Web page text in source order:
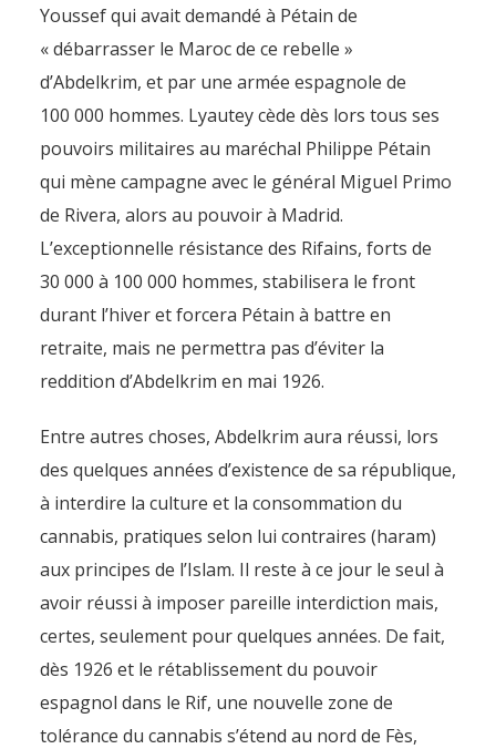
Youssef qui avait demandé à Pétain de
« débarrasser le Maroc de ce rebelle »
d’Abdelkrim, et par une armée espagnole de
100 000 hommes. Lyautey cède dès lors tous ses
pouvoirs militaires au maréchal Philippe Pétain
qui mène campagne avec le général Miguel Primo
de Rivera, alors au pouvoir à Madrid.
L’exceptionnelle résistance des Rifains, forts de
30 000 à 100 000 hommes, stabilisera le front
durant l’hiver et forcera Pétain à battre en
retraite, mais ne permettra pas d’éviter la
reddition d’Abdelkrim en mai 1926.
Entre autres choses, Abdelkrim aura réussi, lors
des quelques années d’existence de sa république,
à interdire la culture et la consommation du
cannabis, pratiques selon lui contraires (haram)
aux principes de l’Islam. Il reste à ce jour le seul à
avoir réussi à imposer pareille interdiction mais,
certes, seulement pour quelques années. De fait,
dès 1926 et le rétablissement du pouvoir
espagnol dans le Rif, une nouvelle zone de
tolérance du cannabis s’étend au nord de Fès,